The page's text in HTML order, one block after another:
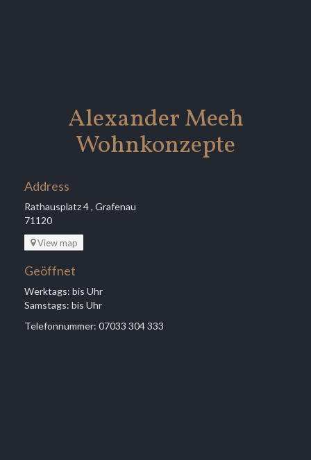
Alexander Meeh
Wohnkonzepte
Address
Rathausplatz 4 , Grafenau
71120
View map
Geöffnet
Werktags: bis Uhr
Samstags: bis Uhr
Telefonnummer: 07033 304 333